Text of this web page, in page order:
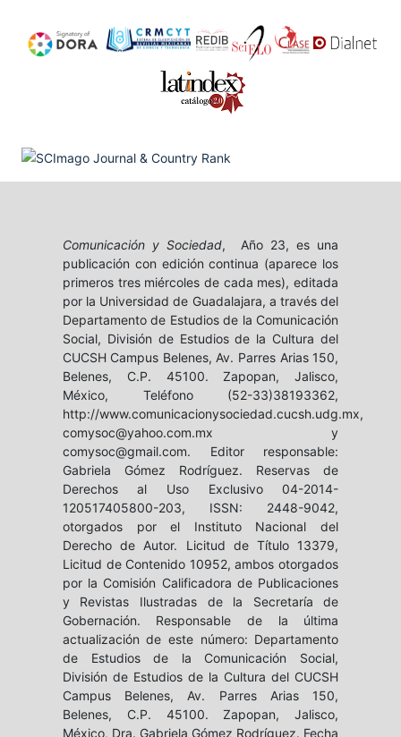
Comunicación y Sociedad, Año 23, es una
publicación con edición continua (aparece los
primeros tres miércoles de cada mes), editada
por la Universidad de Guadalajara, a través del
Departamento de Estudios de la Comunicación
Social, División de Estudios de la Cultura del
CUCSH Campus Belenes, Av. Parres Arias 150,
Belenes, C.P. 45100. Zapopan, Jalisco,
México, Teléfono (52-33)38193362,
http://www.comunicacionysociedad.cucsh.udg.mx,
comysoc@yahoo.com.mx y
comysoc@gmail.com. Editor responsable:
Gabriela Gómez Rodríguez. Reservas de
Derechos al Uso Exclusivo 04-2014-
120517405800-203, ISSN: 2448-9042,
otorgados por el Instituto Nacional del
Derecho de Autor. Licitud de Título 13379,
Licitud de Contenido 10952, ambos otorgados
por la Comisión Calificadora de Publicaciones
y Revistas Ilustradas de la Secretaría de
Gobernación. Responsable de la última
actualización de este número: Departamento
de Estudios de la Comunicación Social,
División de Estudios de la Cultura del CUCSH
Campus Belenes, Av. Parres Arias 150,
Belenes, C.P. 45100. Zapopan, Jalisco,
México, Dra. Gabriela Gómez Rodríguez. Fecha